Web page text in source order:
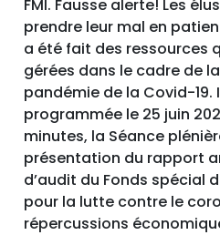
FMI. Fausse alerte! Les
prendre leur mal en
a été fait des ressources
gérées dans le cadre de
pandémie de la Covid-19.
programmée le 25 juin
minutes, la Séance
présentation du rapport
d’audit du Fonds spécial
pour la lutte contre le
répercussions